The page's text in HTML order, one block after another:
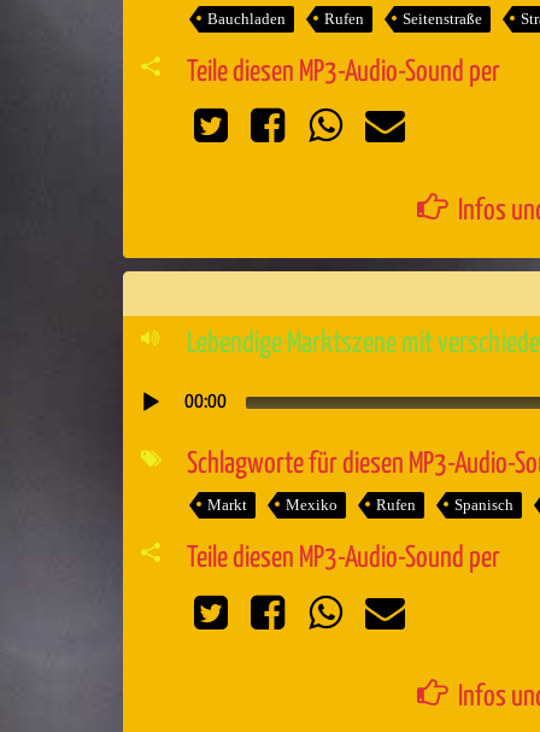
Bauchladen Rufen Seitenstraße
Teile diesen MP3-Audio-Sound per
Infos
Lebendige Marktszene mit
Audio-
Player
00:00
Schlagworte für diesen MP3-Audio-
Markt Mexiko Rufen Spanisch
Teile diesen MP3-Audio-Sound per
Infos